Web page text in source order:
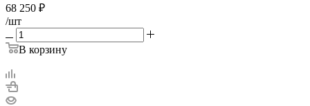
68 250 ₽
/шт
В корзину